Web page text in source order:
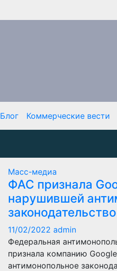
Блог Коммерческие вести
Масс-медиа
ФАС признала
нарушившей
законодательство
11/02/2022 admin
Федеральная
признала компанию
антимонопольное